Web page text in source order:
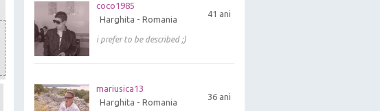
coco1985
41 ani
Harghita - Romania
i prefer to be described ;)
mariusica13
36 ani
Harghita - Romania